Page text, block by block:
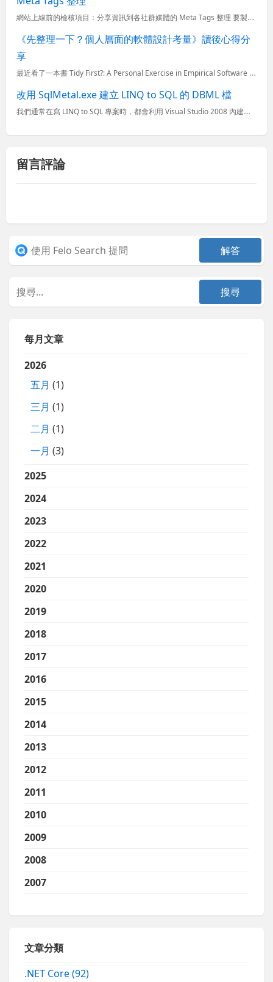
網站上線前的檢核項目：分享資訊到各社群媒體的 Meta Tags 整理 要製作一個好網站，除了要有好的內容外，也要有好的分享功能，讓使用者可以輕鬆地分享網站的內容到各社群媒體上，而這些社群媒體除了擁...
《先整理一下？個人層面的軟體設計考量》讀後心得分
享
最近看了一本書 Tidy First?: A Personal Exercise in Empirical Software Design，作者是令人景仰的 Kent Beck 大神，他是一位擁有 W...
改用 SqlMetal.exe 建立 LINQ to SQL 的 DBML 檔
我們通常在寫 LINQ to SQL 專案時，都會利用 Visual Studio 2008 內建的 LINQ to SQL DBML Designer 讓我們透過視覺化的介面將資料庫表格、檢視表或預...
留言評論
每月文章
2026
五月 (1)
三月 (1)
二月 (1)
一月 (3)
2025
2024
2023
2022
2021
2020
2019
2018
2017
2016
2015
2014
2013
2012
2011
2010
2009
2008
2007
文章分類
.NET Core(92)